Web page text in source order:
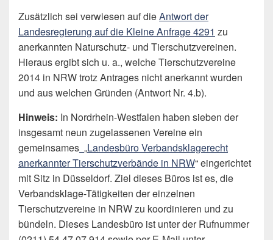
Zusätzlich sei verwiesen auf dieAntwort der
Landesregierung auf die Kleine Anfrage 4291 zu
anerkannten Naturschutz- und Tierschutzvereinen.
Hieraus ergibt sich u. a., welche Tierschutzvereine
2014 in NRW trotz Antrages nicht anerkannt wurden
und aus welchen Gründen (Antwort Nr. 4.b).
Hinweis: In Nordrhein-Westfalen haben sieben der
insgesamt neun zugelassenen Vereine ein
gemeinsames „Landesbüro Verbandsklagerecht
anerkannter Tierschutzverbände in NRW“ eingerichtet
mit Sitz in Düsseldorf. Ziel dieses Büros ist es, die
Verbandsklage-Tätigkeiten der einzelnen
Tierschutzvereine in NRW zu koordinieren und zu
bündeln. Dieses Landesbüro ist unter der Rufnummer